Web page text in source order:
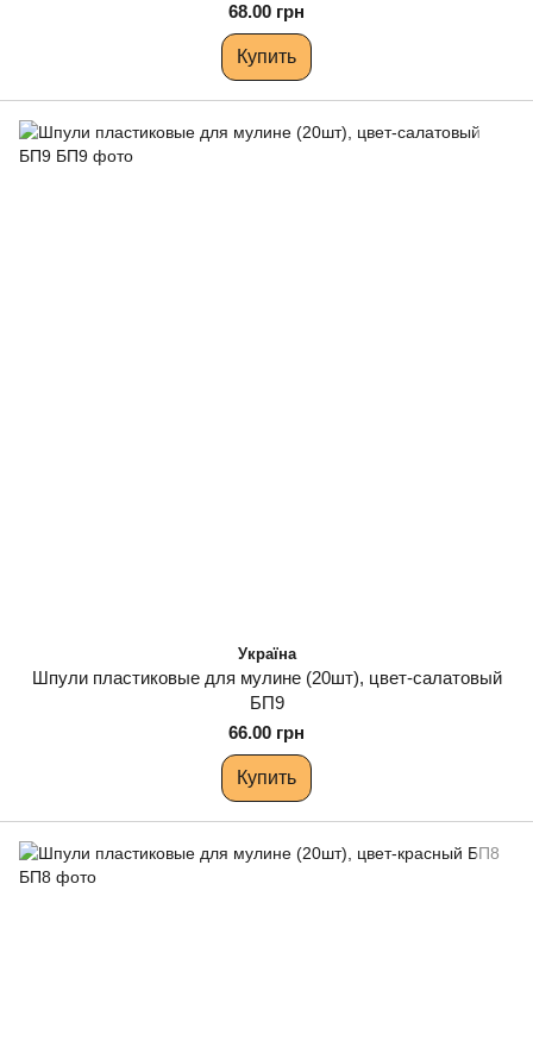
68.00 грн
Купить
Україна
Шпули пластиковые для мулине (20шт), цвет-салатовый
БП9
66.00 грн
Купить